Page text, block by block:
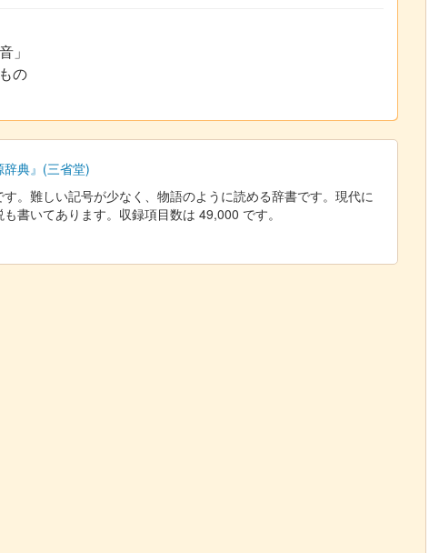
」
の
辞典』(三省堂)
。難しい記号が少なく、物語のように読める辞書です。現代に
書いてあります。収録項目数は 49,000 です。